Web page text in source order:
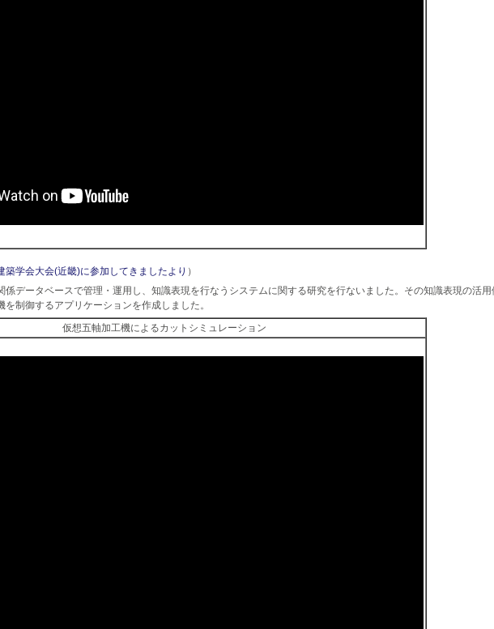
築学会大会(近畿)に参加してきましたより ）
データベースで管理・運用し、知識表現を行なうシステムに関する研究を行ないました。その知識表現の活用
制御するアプリケーションを作成しました。
仮想五軸加工機によるカットシミュレーション